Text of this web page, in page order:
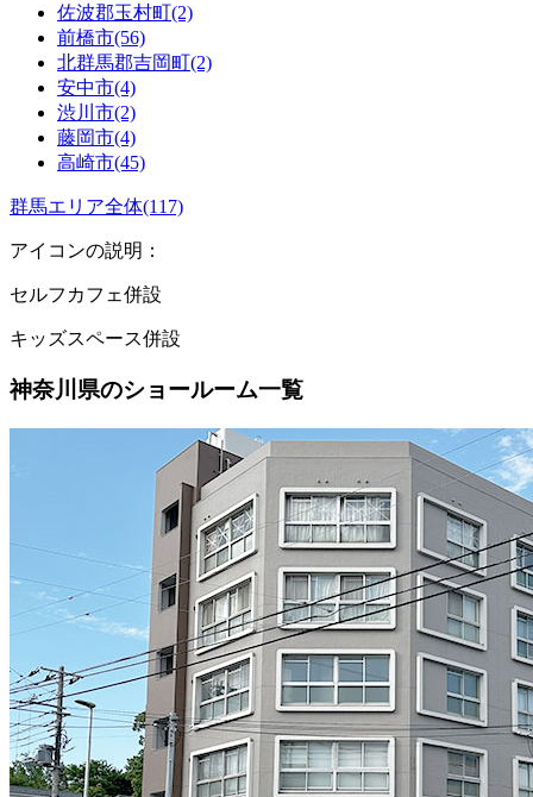
佐波郡玉村町(2)
前橋市(56)
北群馬郡吉岡町(2)
安中市(4)
渋川市(2)
藤岡市(4)
高崎市(45)
群馬エリア全体(117)
アイコンの説明：
セルフカフェ併設
キッズスペース併設
神奈川県のショールーム一覧